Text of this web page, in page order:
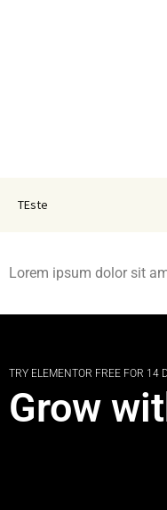
TEste
Lorem ipsum dolor sit
TRY ELEMENTOR FREE FOR 14
Grow